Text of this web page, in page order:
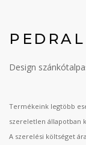
Design
Termékeink legtöbb
szereletlen állapotban
A szerelési költséget